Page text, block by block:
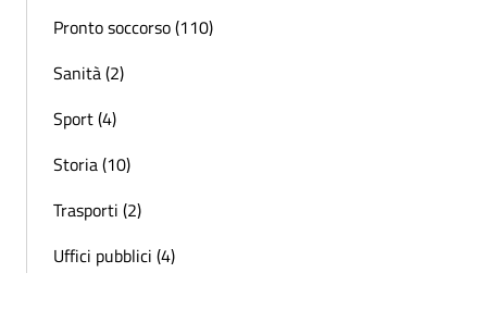
Pronto soccorso (110)
Sanità (2)
Sport (4)
Storia (10)
Trasporti (2)
Uffici pubblici (4)